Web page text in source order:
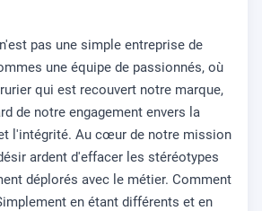
n'est pas une simple entreprise de
une équipe de passionnés, où
qui est recouvert notre marque,
de notre engagement envers la
l'intégrité. Au cœur de notre mission
ardent d'effacer les stéréotypes
déplorés avec le métier. Comment
en étant différents et en